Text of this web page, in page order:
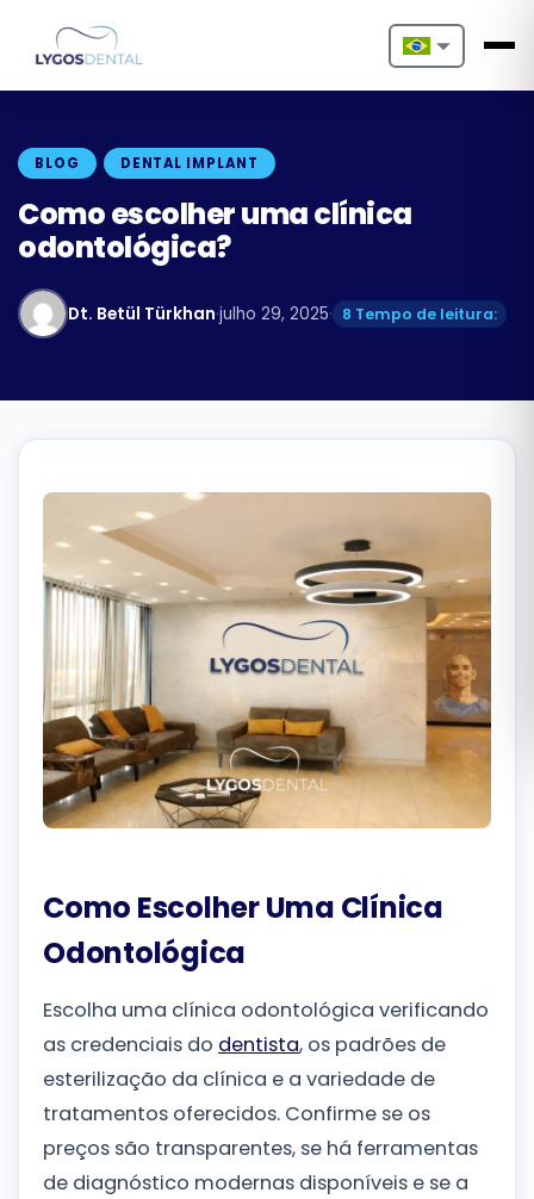
Nederlands
Português
Română
Русский
BLOG DENTAL IMPLANT
Como escolher uma clínica
odontológica?
Dt. Betül Türkhan·julho 29, 2025· 8 Tempo de leitura:
Como Escolher Uma Clínica
Odontológica
Escolha uma clínica odontológica verificando
as credenciais do dentista, os padrões de
esterilização da clínica e a variedade de
tratamentos oferecidos. Confirme se os
preços são transparentes, se há ferramentas
de diagnóstico modernas disponíveis e se a